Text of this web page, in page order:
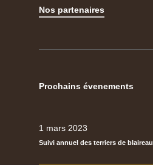
Nos partenaires
Prochains évenements
1 mars 2023
Suivi annuel des terriers de blaireau